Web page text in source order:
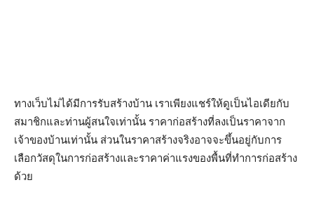
ทางเว็บไม่ได้มีการรับสร้างบ้าน เราเพียงแชร์ให้ดูเป็นไอเดียกับ
สมาชิกและท่านผู้สนใจเท่านั้น ราคาก่อสร้างที่ลงเป็นราคาจาก
เจ้าของบ้านเท่านั้น ส่วนในราคาสร้างจริงอาจจะขึ้นอยู่กับการ
เลือกวัสดุในการก่อสร้างและราคาค่าแรงของพื้นที่ทำการก่อสร้าง
ด้วย